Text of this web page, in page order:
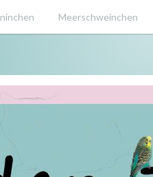
Meerschweinchen